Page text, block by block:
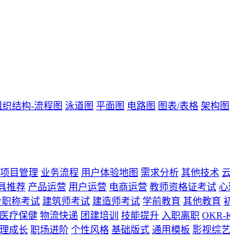
织结构-流程图 泳道图 平面图 电路图 图表/表格 架构图
项目管理 业务流程 用户体验地图 需求分析 其他技术
推荐 产品运营 用户运营 电商运营 教师资格证考试 心
职称考试 建筑师考试 建造师考试 学前教育 其他教育
医疗保健 物流快递 团建培训 技能提升 入职离职 OKR-
成长 职场进阶 个性风格 基础版式 通用模板 影视综艺